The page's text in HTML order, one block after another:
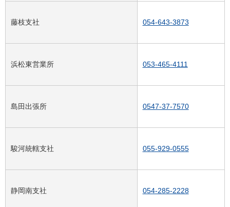
藤枝支社 054-643-3873
浜松東営業所 053-465-4111
島田出張所 0547-37-7570
駿河統轄支社 055-929-0555
静岡南支社 054-285-2228